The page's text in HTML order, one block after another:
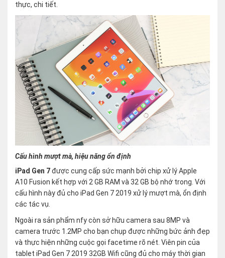
thực, chi tiết.
Cấu hình mượt mà, hiệu năng ổn định
iPad Gen 7được cung cấp sức mạnh bởi chip xử lý Apple
A10 Fusion kết hợp với 2 GB RAM và 32 GB bộ nhớ trong. Với
cấu hình này đủ cho iPad Gen 7 2019 xử lý mượt mà, ổn định
các tác vụ.
Ngoài ra sản phẩm nfy còn sở hữu camera sau 8MP và
camera trước 1.2MP cho bạn chụp được những bức ảnh đẹp
và thực hiện những cuộc gọi facetime rõ nét. Viên pin của
tablet iPad Gen 7 2019 32GB Wifi cũng đủ cho máy thời gian